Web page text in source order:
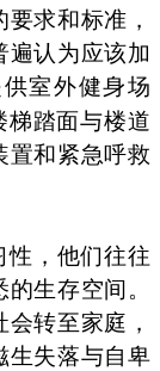
求和标准，
遍认为应该加
室外健身场
梯踏面与楼道
置和紧急呼救
性，他们往往
生存空间。
转至家庭，
生失落与自卑